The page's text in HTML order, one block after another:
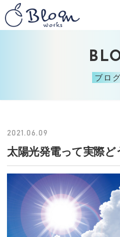
ブログ
2021.06.09
太陽光発電って実際ど